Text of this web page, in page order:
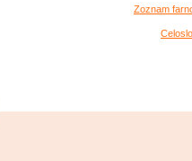
Zoznam